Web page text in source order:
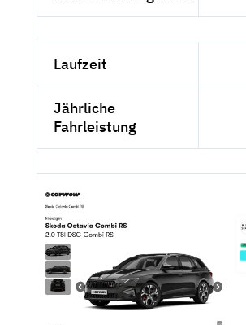
Laufzeit
Jährliche
Fahrleistung